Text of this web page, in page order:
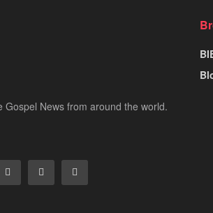
Gospel News from around the world.